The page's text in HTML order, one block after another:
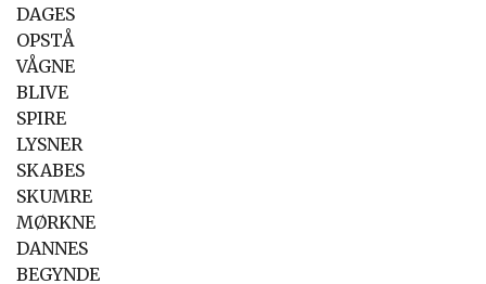
DAGES
OPSTÅ
VÅGNE
BLIVE
SPIRE
LYSNER
SKABES
SKUMRE
MØRKNE
DANNES
BEGYNDE